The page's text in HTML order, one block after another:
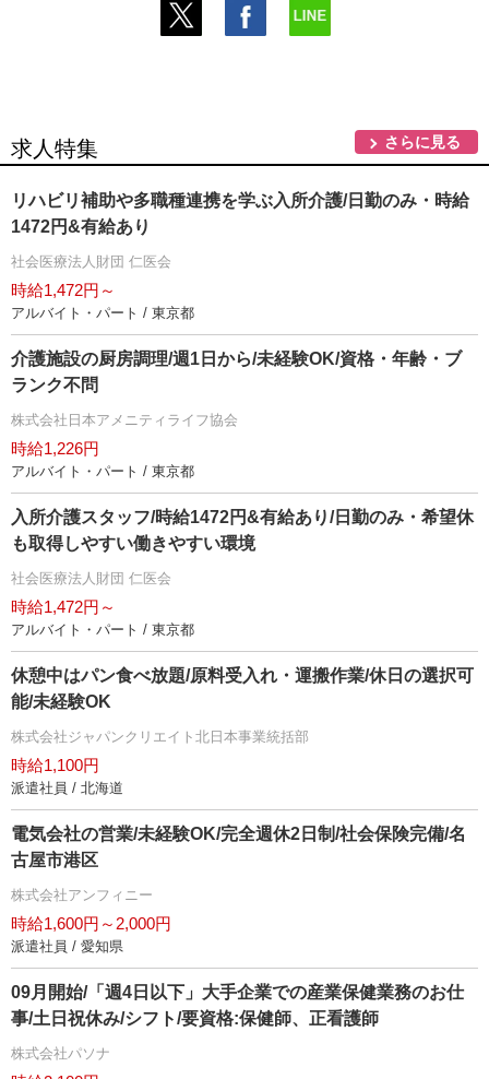
求人特集 さらに見る
リハビリ補助や多職種連携を学ぶ入所介護/日勤のみ・時給
1472円&有給あり
社会医療法人財団 仁医会
時給1,472円～
アルバイト・パート / 東京都
介護施設の厨房調理/週1日から/未経験OK/資格・年齢・ブ
ランク不問
株式会社日本アメニティライフ協会
時給1,226円
アルバイト・パート / 東京都
入所介護スタッフ/時給1472円&有給あり/日勤のみ・希望休
も取得しやすい働きやすい環境
社会医療法人財団 仁医会
時給1,472円～
アルバイト・パート / 東京都
休憩中はパン食べ放題/原料受入れ・運搬作業/休日の選択可
能/未経験OK
株式会社ジャパンクリエイト北日本事業統括部
時給1,100円
派遣社員 / 北海道
電気会社の営業/未経験OK/完全週休2日制/社会保険完備/名
古屋市港区
株式会社アンフィニー
時給1,600円～2,000円
派遣社員 / 愛知県
09月開始/「週4日以下」大手企業での産業保健業務のお仕
事/土日祝休み/シフト/要資格:保健師、正看護師
株式会社パソナ